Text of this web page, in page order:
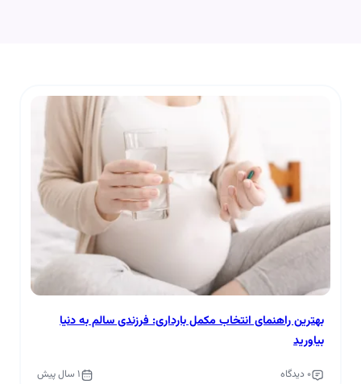
بهترین راهنمای انتخاب مکمل بارداری: فرزندی سالم به دنیا
بیاورید
0 دیدگاه 1 سال پیش